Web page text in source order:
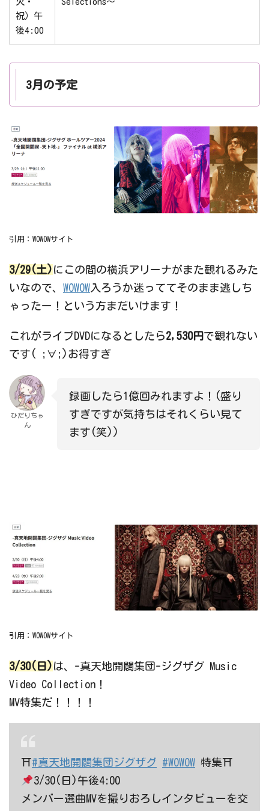
祝）午
後4:00
3月の予定
引用：WOWOWサイト
3/29(土) にこの間の横浜アリーナがまた観れるみた
いなので、 WOWOW入ろうか迷っててそのまま逃しち
ゃったー！という方まだいけます！
これがライブDVDになるとしたら2,530円で観れない
です( ;∀;)お得すぎ
ひだりちゃ
ん
録画したら1億回みれますよ！(盛り
すぎですが気持ちはそれくらい見て
ます(笑))
引用：WOWOWサイト
3/30(日) は、-真天地開闢集団-ジグザグ Music
Video Collection！
MV特集だ！！！！
⛩#真天地開闢集団ジグザグ #WOWOW 特集⛩
3/30(日)午後4:00
メンバー選曲MVを撮りおろしインタビューを交